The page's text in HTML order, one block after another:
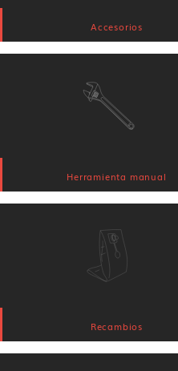
Accesorios
Herramienta manual
Recambios